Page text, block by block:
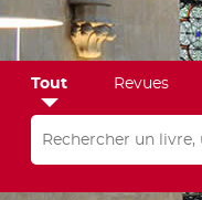
Tout Revues
Rechercher dans "Tout"